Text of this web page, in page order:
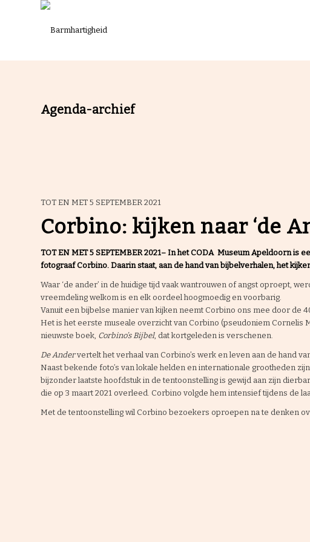
Agenda-archief
TOT EN MET 5 SEPTEMBER 2021
Corbino: kijken naar ‘de
TOT EN MET 5 SEPTEMBER 2021– In het CODA Museum Apeldoorn
fotograaf Corbino. Daarin staat, aan de hand van bijbelverhalen, het
Waar ‘de ander’ in de huidige tijd vaak wantrouwen of angst oproept,
vreemdeling welkom is en elk oordeel hoogmoedig en voorbarig.
Vanuit een bijbelse manier van kijken neemt Corbino ons mee door de
Het is het eerste museale overzicht van Corbino (pseudoniem Cornelis
nieuwste boek, Corbino’s Bijbel, dat kortgeleden is verschenen.
De Andervertelt het verhaal van Corbino’s werk en leven aan de hand
Naast bekende foto’s van lokale helden en internationale grootheden
bijzonder laatste hoofdstuk in de tentoonstelling is gewijd aan zijn
die op 3 maart 2021 overleed. Corbino volgde hem intensief tijdens de
Met de tentoonstelling wil Corbino bezoekers oproepen na te denken